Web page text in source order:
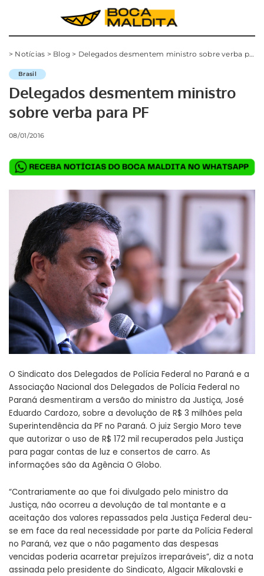
> Notícias > Blog > Delegados desmentem ministro sobre verba para PF
Brasil
Delegados desmentem ministro
sobre verba para PF
08/01/2016
O Sindicato dos Delegados de Polícia Federal no Paraná e a
Associação Nacional dos Delegados de Polícia Federal no
Paraná desmentiram a versão do ministro da Justiça, José
Eduardo Cardozo, sobre a devolução de R$ 3 milhões pela
Superintendência da PF no Paraná. O juiz Sergio Moro teve
que autorizar o uso de R$ 172 mil recuperados pela Justiça
para pagar contas de luz e consertos de carro. As
informações são da Agência O Globo.
“Contrariamente ao que foi divulgado pelo ministro da
Justiça, não ocorreu a devolução de tal montante e a
aceitação dos valores repassados pela Justiça Federal deu-
se em face da real necessidade por parte da Polícia Federal
no Paraná, vez que o não pagamento das despesas
vencidas poderia acarretar prejuízos irreparáveis”, diz a nota
assinada pelo presidente do Sindicato, Algacir Mikalovski e